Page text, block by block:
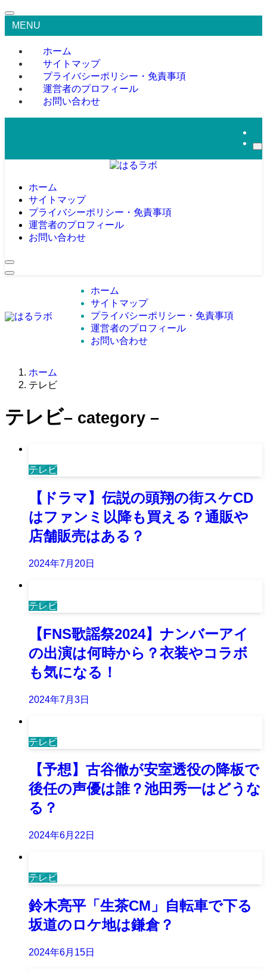
MENU
ホーム
サイトマップ
プライバシーポリシー・免責事項
運営者のプロフィール
お問い合わせ
ホーム
サイトマップ
プライバシーポリシー・免責事項
運営者のプロフィール
お問い合わせ
ホーム
サイトマップ
プライバシーポリシー・免責事項
運営者のプロフィール
お問い合わせ
ホーム
テレビ
テレビ– category –
テレビ
【ドラマ】伝説の頭翔の街スケCD
はファンミ以降も買える？通販や
店舗販売はある？
2024年7月20日
テレビ
【FNS歌謡祭2024】ナンバーアイ
の出演は何時から？衣装やコラボ
も気になる！
2024年7月3日
テレビ
【予想】古谷徹が安室透役の降板で
後任の声優は誰？池田秀一はどうな
る？
2024年6月22日
テレビ
鈴木亮平「生茶CM」自転車で下る
坂道のロケ地は鎌倉？
2024年6月15日